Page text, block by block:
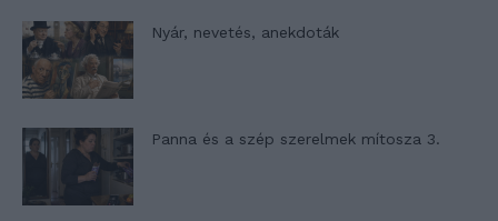
Nyár, nevetés, anekdoták
Panna és a szép szerelmek mítosza 3.